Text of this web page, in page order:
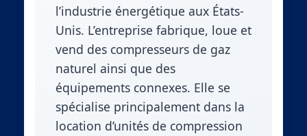
l’industrie énergétique aux États-
Unis. L’entreprise fabrique, loue et
vend des compresseurs de gaz
naturel ainsi que des
équipements connexes. Elle se
spécialise principalement dans la
location d’unités de compression